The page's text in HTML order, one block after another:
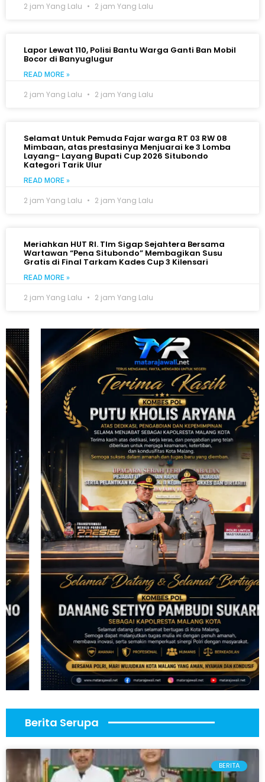
2 jam Yang Lalu 2 jam Yang Lalu
Lapor Lewat 110, Polisi Bantu Warga Ganti Ban Mobil
Bocor di Banyuglugur
READ MORE »
2 jam Yang Lalu 2 jam Yang Lalu
Selamat Untuk Pemuda Fajar warga RT 03 RW 08
Mimbaan, atas prestasinya Menjuarai ke 3 Lomba
Layang- Layang Bupati Cup 2026 Situbondo
Kategori Tarik Ulur
READ MORE »
2 jam Yang Lalu 2 jam Yang Lalu
Meriahkan HUT RI. TIm Sigap Sejahtera Bersama
Wartawan “Pena Situbondo” Membagikan Susu
Gratis di Final Tarkam Kades Cup 3 Kilensari
READ MORE »
2 jam Yang Lalu 2 jam Yang Lalu
Berita Serupa
BERITA